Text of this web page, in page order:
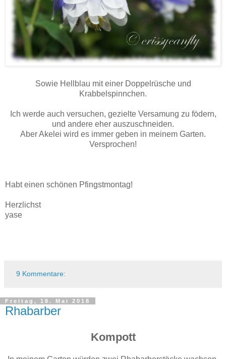
Sowie Hellblau mit einer Doppelrüsche und
Krabbelspinnchen.
Ich werde auch versuchen, gezielte Versamung zu födern,
und andere eher auszuschneiden.
Aber Akelei wird es immer geben in meinem Garten.
Versprochen!
Habt einen schönen Pfingstmontag!
Herzlichst
yase
9 Kommentare:
Freitag, 18. Mai 2018
Rhabarber
Kompott